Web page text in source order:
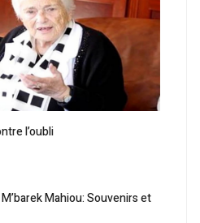
l’oubli
Mahiou: Souvenirs et